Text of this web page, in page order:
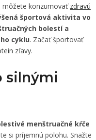
môžete konzumovaťzdravú
športová aktivita vo
bolestí a
cyklu. Začať športovať
zľavy.
silnými
menštruačné kŕče
si príjemnú polohu. Snažte